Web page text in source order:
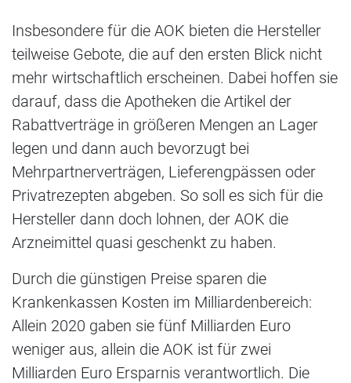
Insbesondere für die AOK bieten die Hersteller
teilweise Gebote, die auf den ersten Blick nicht
mehr wirtschaftlich erscheinen. Dabei hoffen sie
darauf, dass die Apotheken die Artikel der
Rabattverträge in größeren Mengen an Lager
legen und dann auch bevorzugt bei
Mehrpartnerverträgen, Lieferengpässen oder
Privatrezepten abgeben. So soll es sich für die
Hersteller dann doch lohnen, der AOK die
Arzneimittel quasi geschenkt zu haben.
Durch die günstigen Preise sparen die
Krankenkassen Kosten im Milliardenbereich:
Allein 2020 gaben sie fünf Milliarden Euro
weniger aus, allein die AOK ist für zwei
Milliarden Euro Ersparnis verantwortlich. Die